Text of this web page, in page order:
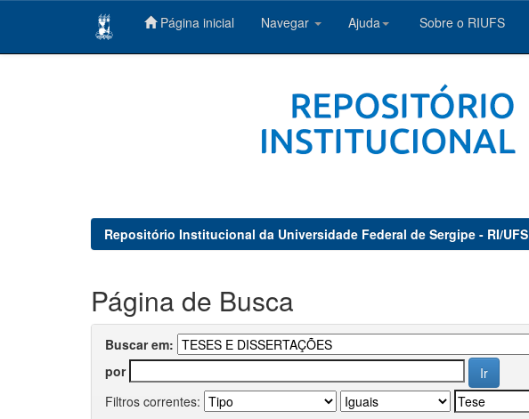
Página inicial Navegar Ajuda Sobre o RIUFS
Repositório Institucional da Universidade Federal de Sergipe - RI/UFS
Página de Busca
Buscar em:
por
Filtros correntes: